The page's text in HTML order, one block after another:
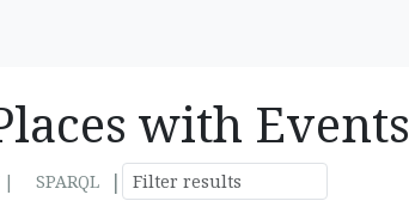
with Events
| SPARQL
|